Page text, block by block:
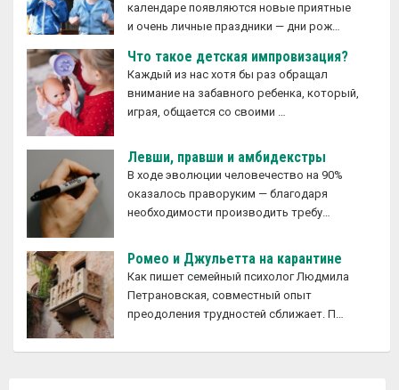
календаре появляются новые приятные
и очень личные праздники — дни рож…
Что такое детская импровизация?
Каждый из нас хотя бы раз обращал
внимание на забавного ребенка, который,
играя, общается со своими …
Левши, правши и амбидекстры
В ходе эволюции человечество на 90%
оказалось праворуким — благодаря
необходимости производить требу…
Ромео и Джульетта на карантине
Как пишет семейный психолог Людмила
Петрановская, совместный опыт
преодоления трудностей сближает. П…